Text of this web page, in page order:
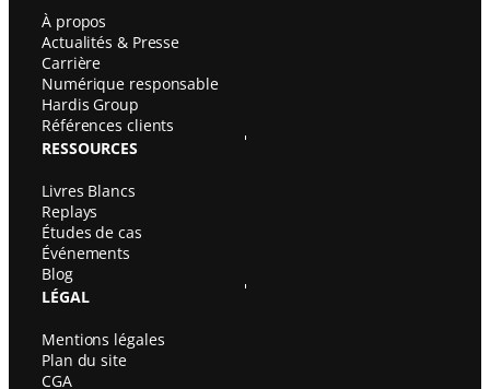
T
e
c
h
S
e
r
i
c
e
s
s
u
r
i
n
À propos
Actualités & Presse
Carrière
Numérique responsable
Hardis Group
Références clients
RESSOURCES
Livres Blancs
Replays
Études de cas
Événements
Blog
LÉGAL
Mentions légales
Plan du site
CGA